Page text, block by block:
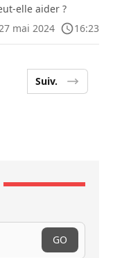
elle aider ?
mai 2024
16:23
Suiv.
GO